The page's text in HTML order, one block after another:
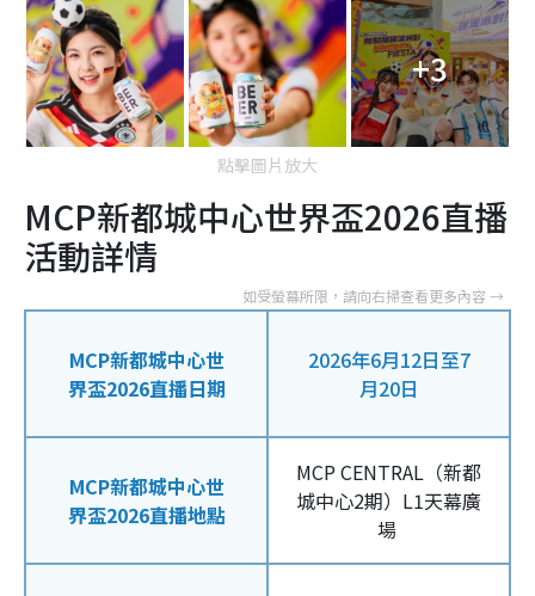
+3
點擊圖片放大
MCP新都城中心世界盃2026直播
活動詳情
MCP新都城中心世
界盃2026直播日期
2026年6月12日至7
月20日
MCP新都城中心世
界盃2026直播地點
MCP CENTRAL（新都
城中心2期）L1天幕廣
場